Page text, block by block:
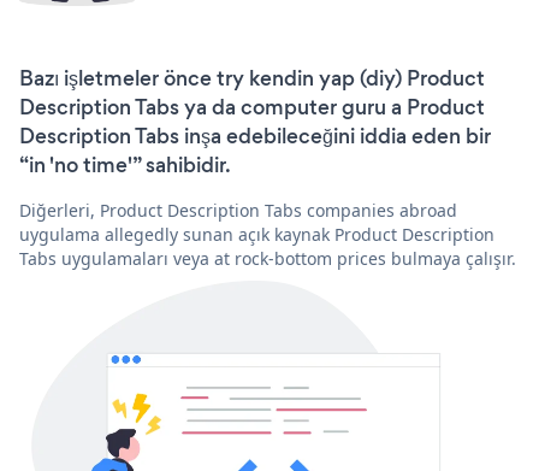
Bazı işletmeler önce try kendin yap (diy) Product
Description Tabs ya da computer guru a Product
Description Tabs inşa edebileceğini iddia eden bir
“in 'no time'” sahibidir.
Diğerleri, Product Description Tabs companies abroad
uygulama allegedly sunan açık kaynak Product Description
Tabs uygulamaları veya at rock-bottom prices bulmaya çalışır.